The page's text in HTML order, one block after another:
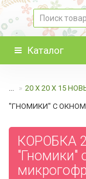
Каталог
... 20 Х 20 Х 15
"ГНОМИКИ" С
КОРОБКА
"Гномики"